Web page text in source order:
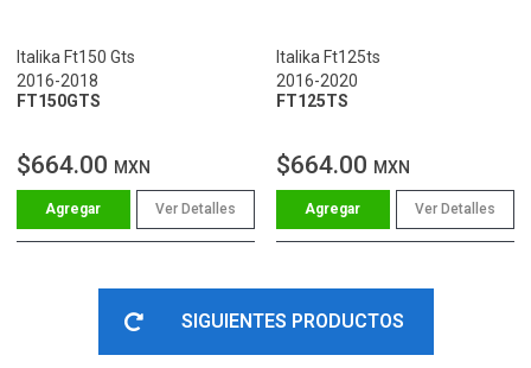
Italika Ft150 Gts
2016-2018
FT150GTS
$664.00 MXN
Ver Detalles
Italika Ft125ts
2016-2020
FT125TS
$664.00 MXN
Ver Detalles
SIGUIENTES PRODUCTOS